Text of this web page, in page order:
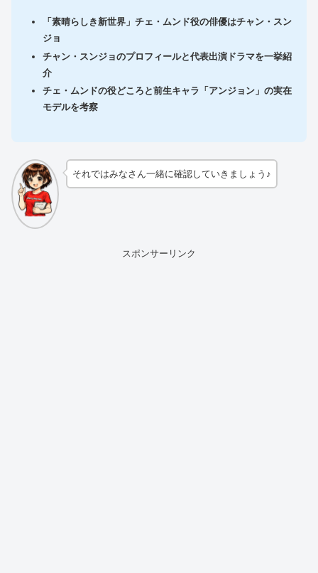
「素晴らしき新世界」チェ・ムンド役の俳優はチャン・スン
ジョ
チャン・スンジョのプロフィールと代表出演ドラマを一挙紹
介
チェ・ムンドの役どころと前生キャラ「アンジョン」の実在
モデルを考察
それではみなさん一緒に確認していきましょう♪
スポンサーリンク